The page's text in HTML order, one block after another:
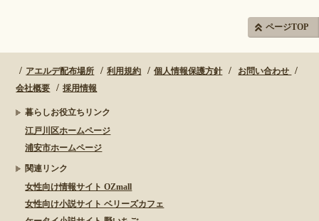
ページTOP
アエルデ配布場所 利用規約 個人情報保護方針
お問い合わせ
会社概要
採用情報
暮らしお役立ちリンク
江戸川区ホームページ
浦安市ホームページ
関連リンク
女性向け情報サイト OZmall
女性向け小説サイト ベリーズカフェ